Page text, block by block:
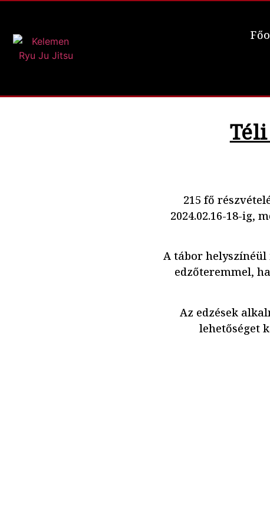
215 fő
2024.02.16-18-ig,
A tábor helyszínéül
edzőteremmel,
Az edzések
lehetőséget